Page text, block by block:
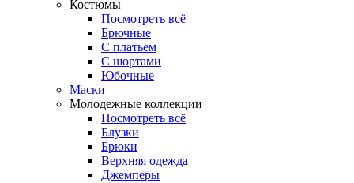
Костюмы
Посмотреть всё
Брючные
С платьем
С шортами
Юбочные
Маски
Молодежные коллекции
Посмотреть всё
Блузки
Брюки
Верхняя одежда
Джемперы